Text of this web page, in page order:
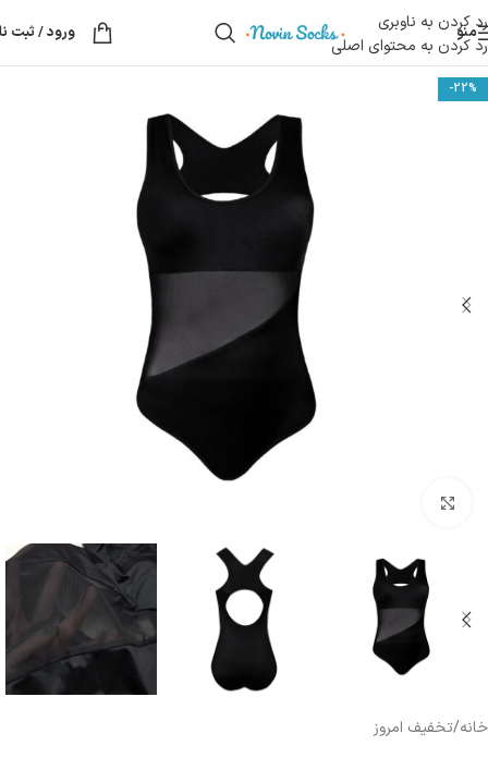
رد کردن به ناوبری
رد کردن به محتوای اصلی
منو ورود / ثبت
-22%
خانه/تخفیف امروز